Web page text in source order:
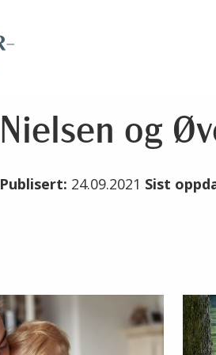
Nielsen og
Publisert: 24.09.2021 Sist